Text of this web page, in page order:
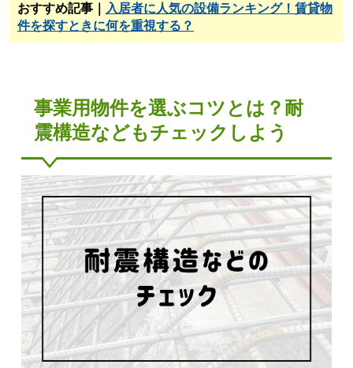
おすすめ記事｜
入居者に人気の設備ランキング！賃貸物
件を探すときに何を重視する？
事業用物件を選ぶコツとは？耐
震構造などもチェックしよう